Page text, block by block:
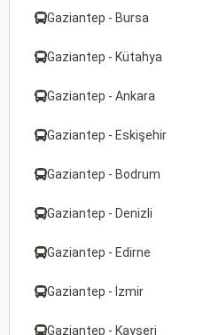
Gaziantep - Bursa
Gaziantep - Kütahya
Gaziantep - Ankara
Gaziantep - Eskişehir
Gaziantep - Bodrum
Gaziantep - Denizli
Gaziantep - Edirne
Gaziantep - İzmir
Gaziantep - Kayseri